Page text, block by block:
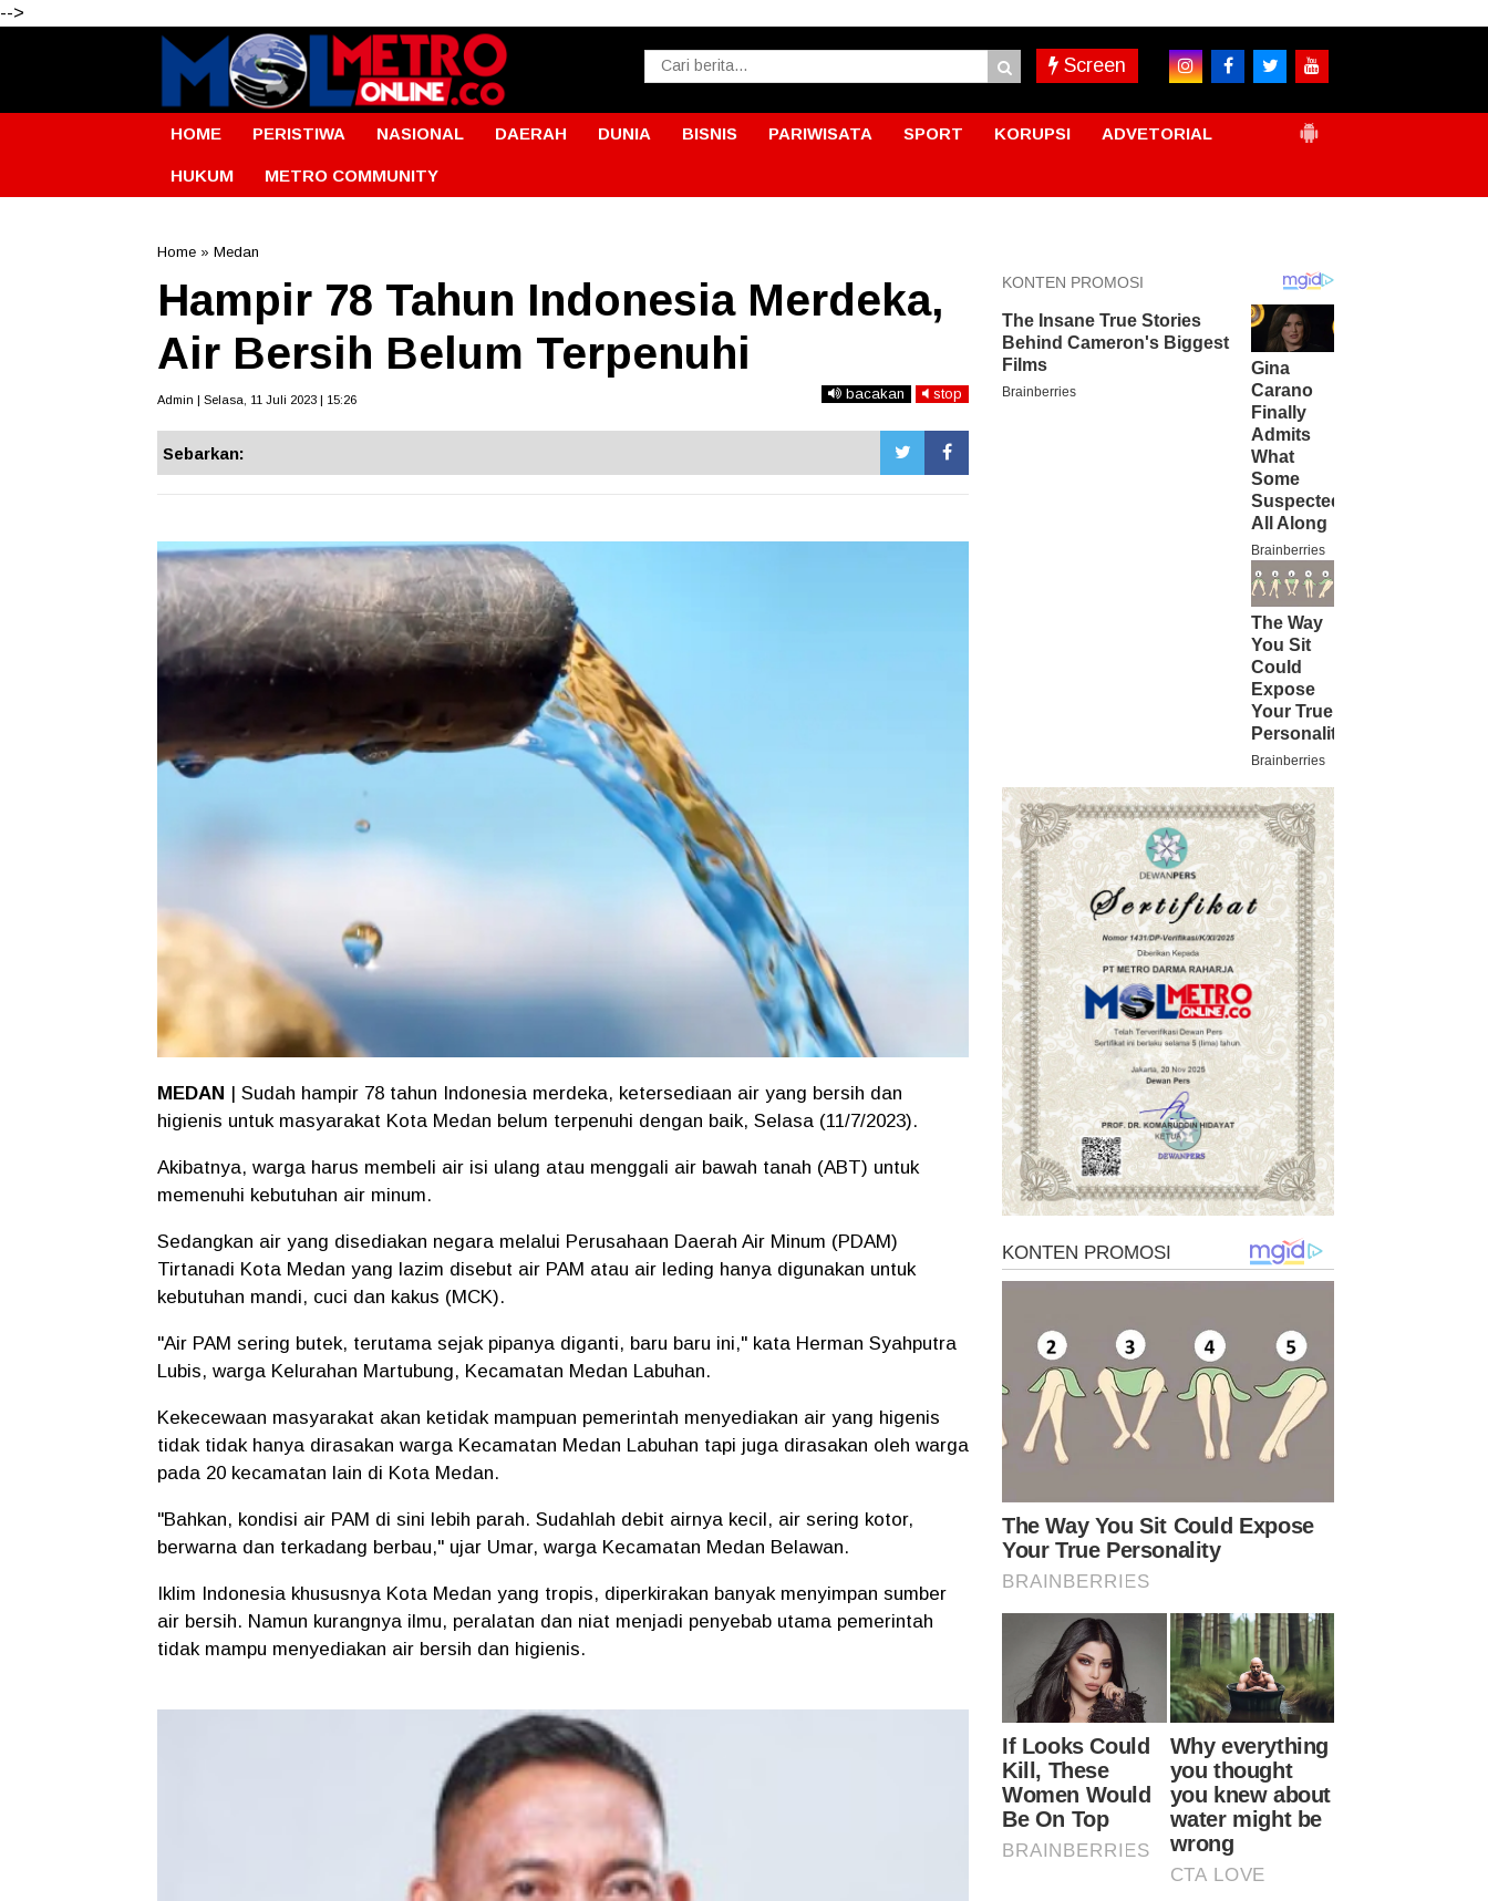
-->
Screen
HOME PERISTIWA NASIONAL DAERAH DUNIA BISNIS PARIWISATA SPORT KORUPSI ADVETORIAL
HUKUM METRO COMMUNITY
Home » Medan
Hampir 78 Tahun Indonesia Merdeka,
Air Bersih Belum Terpenuhi
Admin | Selasa, 11 Juli 2023 | 15:26 bacakan stop
Sebarkan:
MEDAN
| Sudah hampir 78 tahun Indonesia merdeka, ketersediaan air yang bersih dan
higienis untuk masyarakat Kota Medan belum terpenuhi dengan baik, Selasa (11/7/2023).
Akibatnya, warga harus membeli air isi ulang atau menggali air bawah tanah (ABT) untuk
memenuhi kebutuhan air minum.
Sedangkan air yang disediakan negara melalui Perusahaan Daerah Air Minum (PDAM)
Tirtanadi Kota Medan yang lazim disebut air PAM atau air leding hanya digunakan untuk
kebutuhan mandi, cuci dan kakus (MCK).
"Air PAM sering butek, terutama sejak pipanya diganti, baru baru ini," kata Herman Syahputra
Lubis, warga Kelurahan Martubung, Kecamatan Medan Labuhan.
Kekecewaan masyarakat akan ketidak mampuan pemerintah menyediakan air yang higenis
tidak tidak hanya dirasakan warga Kecamatan Medan Labuhan tapi juga dirasakan oleh warga
pada 20 kecamatan lain di Kota Medan.
"Bahkan, kondisi air PAM di sini lebih parah. Sudahlah debit airnya kecil, air sering kotor,
berwarna dan terkadang berbau," ujar Umar, warga Kecamatan Medan Belawan.
Iklim Indonesia khususnya Kota Medan yang tropis, diperkirakan banyak menyimpan sumber
air bersih. Namun kurangnya ilmu, peralatan dan niat menjadi penyebab utama pemerintah
tidak mampu menyediakan air bersih dan higienis.